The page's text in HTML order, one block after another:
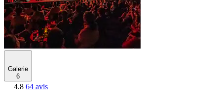
Galerie
6
4.8 64 avis